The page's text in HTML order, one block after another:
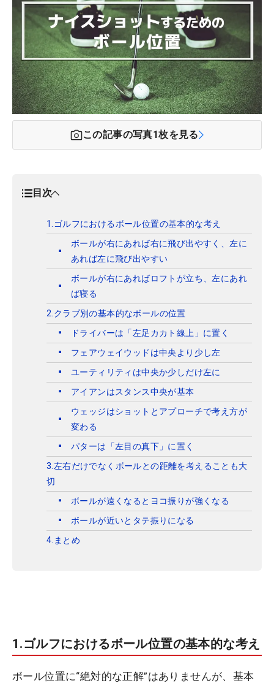
この記事の写真1枚を見る
目次
1.ゴルフにおけるボール位置の基本的な考え
ボールが右にあれば右に飛び出やすく、左に
あれば左に飛び出やすい
ボールが右にあればロフトが立ち、左にあれ
ば寝る
2.クラブ別の基本的なボールの位置
ドライバーは「左足カカト線上」に置く
フェアウェイウッドは中央より少し左
ユーティリティは中央か少しだけ左に
アイアンはスタンス中央が基本
ウェッジはショットとアプローチで考え方が
変わる
パターは「左目の真下」に置く
3.左右だけでなくボールとの距離を考えることも大
切
ボールが遠くなるとヨコ振りが強くなる
ボールが近いとタテ振りになる
4.まとめ
1.ゴルフにおけるボール位置の基本的な考え
ボール位置に“絶対的な正解”はありませんが、基本